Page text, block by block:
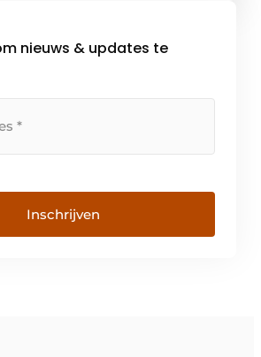
expertisegebieden. Met
nieuws & updates te
Inschrijven